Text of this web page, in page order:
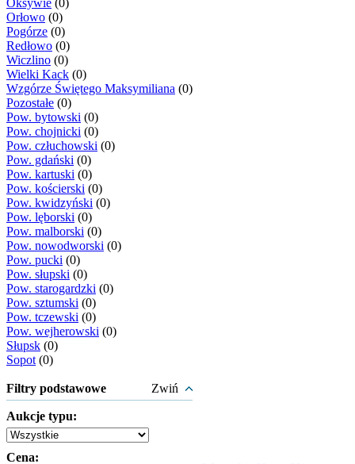
Oksywie (0)
Orłowo (0)
Pogórze (0)
Redłowo (0)
Wiczlino (0)
Wielki Kack (0)
Wzgórze Świętego Maksymiliana (0)
Pozostałe (0)
Pow. bytowski (0)
Pow. chojnicki (0)
Pow. człuchowski (0)
Pow. gdański (0)
Pow. kartuski (0)
Pow. kościerski (0)
Pow. kwidzyński (0)
Pow. lęborski (0)
Pow. malborski (0)
Pow. nowodworski (0)
Pow. pucki (0)
Pow. słupski (0)
Pow. starogardzki (0)
Pow. sztumski (0)
Pow. tczewski (0)
Pow. wejherowski (0)
Słupsk (0)
Sopot (0)
Filtry podstawowe Zwiń
Aukcje typu:
Cena: